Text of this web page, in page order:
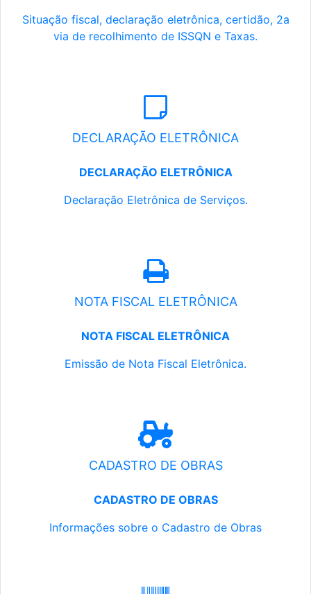
Situação fiscal, declaração eletrônica, certidão, 2a
via de recolhimento de ISSQN e Taxas.
DECLARAÇÃO ELETRÔNICA
DECLARAÇÃO ELETRÔNICA
Declaração Eletrônica de Serviços.
NOTA FISCAL ELETRÔNICA
NOTA FISCAL ELETRÔNICA
Emissão de Nota Fiscal Eletrônica.
CADASTRO DE OBRAS
CADASTRO DE OBRAS
Informações sobre o Cadastro de Obras